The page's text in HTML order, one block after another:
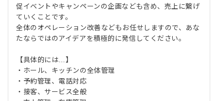
促イベントやキャンペーンの企画なども含め、売上に繋げ
ていくことです。
全体のオペレーション改善などもお任せしますので、あな
たならではのアイデアを積極的に発信してください。
【具体的には…】
・ホール、キッチンの全体管理
・予約管理、電話対応
・接客、サービス全般